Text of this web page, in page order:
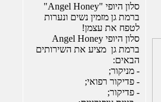
סלון היופי "Angel Honey"
ברמת גן מזמין נשים ונערות
לטפח את עצמן!
סלון היופי Angel Honey
ברמת גן מציע את השירותים
הבאים:
- מניקור;
- פדיקור רפואי;
- פדיקור;